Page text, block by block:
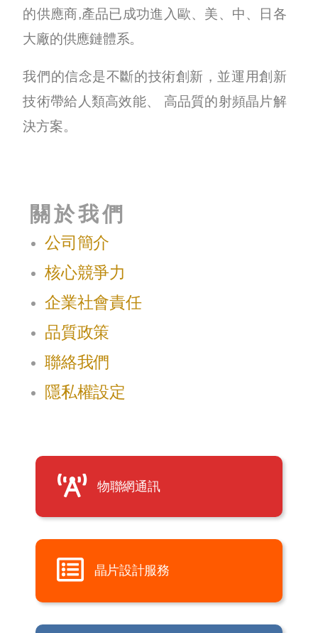
的供應商,產品已成功進入歐、美、中、日各
大廠的供應鏈體系。
我們的信念是不斷的技術創新，並運用創新
技術帶給人類高效能、 高品質的射頻晶片解
決方案。
關於我們
公司簡介
核心競爭力
企業社會責任
品質政策
聯絡我們
隱私權設定
物聯網通訊
晶片設計服務